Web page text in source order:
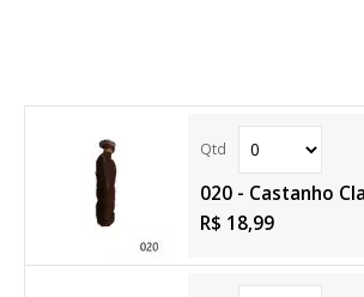
020 - Castanho
R$ 18,99